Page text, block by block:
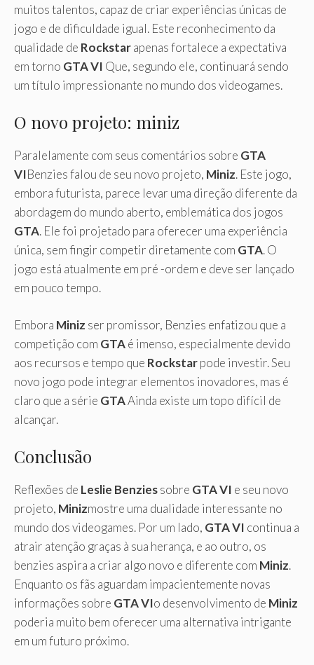
muitos talentos, capaz de criar experiências únicas de
jogo e de dificuldade igual. Este reconhecimento da
qualidade de Rockstarapenas fortalece a expectativa
em torno GTA VI Que, segundo ele, continuará sendo
um título impressionante no mundo dos videogames.
O novo projeto: miniz
Paralelamente com seus comentários sobre GTA
VIBenzies falou de seu novo projeto, Miniz. Este jogo,
embora futurista, parece levar uma direção diferente da
abordagem do mundo aberto, emblemática dos jogos
GTA. Ele foi projetado para oferecer uma experiência
única, sem fingir competir diretamente com GTA. O
jogo está atualmente em pré -ordem e deve ser lançado
em pouco tempo.
Embora Miniz ser promissor, Benzies enfatizou que a
competição com GTAé imenso, especialmente devido
aos recursos e tempo que Rockstarpode investir. Seu
novo jogo pode integrar elementos inovadores, mas é
claro que a série GTAAinda existe um topo difícil de
alcançar.
Conclusão
Reflexões de Leslie Benziessobre GTA VI e seu novo
projeto, Minizmostre uma dualidade interessante no
mundo dos videogames. Por um lado, GTA VI continua a
atrair atenção graças à sua herança, e ao outro, os
benzies aspira a criar algo novo e diferente com Miniz.
Enquanto os fãs aguardam impacientemente novas
informações sobre GTA VIo desenvolvimento de Miniz
poderia muito bem oferecer uma alternativa intrigante
em um futuro próximo.